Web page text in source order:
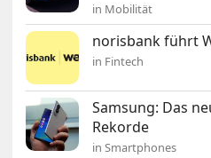
in Mobilität
norisbank führt
in Fintech
Samsung: Das
Rekorde
in Smartphones